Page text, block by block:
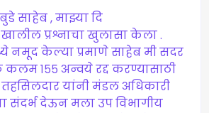
साहेब , माझ्या दि
खालील प्रश्नाचा खुलासा केला .
नमूद केल्या प्रमाणे साहेब मी सदर
१५५ अन्वये रद्द करण्यासाठी
यांनी मंडल अधिकारी
संदर्भ देऊन मला उप विभागीय